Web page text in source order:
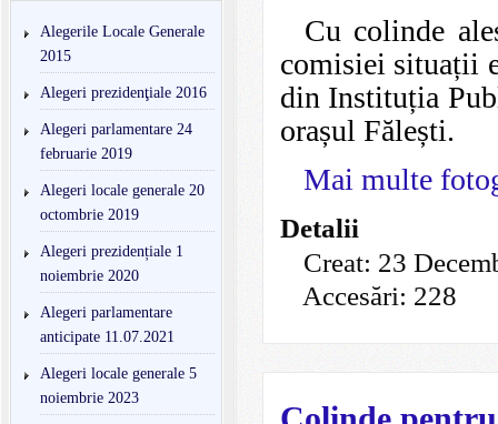
Alegerile Locale Generale
2015
Alegeri prezidenţiale 2016
Alegeri parlamentare 24
februarie 2019
Alegeri locale generale 20
octombrie 2019
Alegeri prezidențiale 1
noiembrie 2020
Alegeri parlamentare
anticipate 11.07.2021
Alegeri locale generale 5
noiembrie 2023
Cu colinde
comisiei situații
din Instituția
orașul Fălești.
Mai multe
Detalii
Creat: 23
Accesări: 228